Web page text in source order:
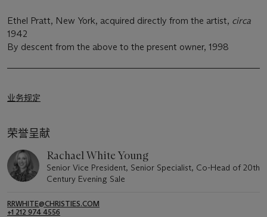
Ethel Pratt, New York, acquired directly from the artist, circa
1942
By descent from the above to the present owner, 1998
业务规定
荣誉呈献
Rachael White Young
Senior Vice President, Senior Specialist, Co-Head of 20th
Century Evening Sale
RRWHITE@CHRISTIES.COM
+1 212 974 4556